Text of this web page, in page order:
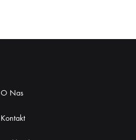
O Nas
Kontakt